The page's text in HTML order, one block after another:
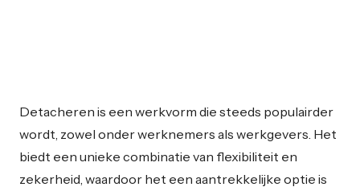
Detacheren is een werkvorm die steeds populairder
wordt, zowel onder werknemers als werkgevers. Het
biedt een unieke combinatie van flexibiliteit en
zekerheid, waardoor het een aantrekkelijke optie is